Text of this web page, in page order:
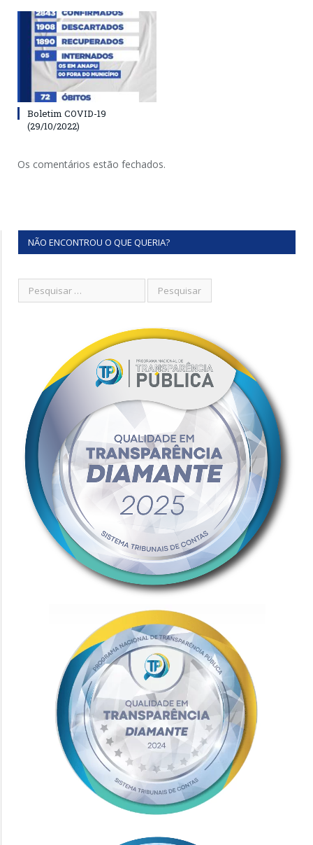
Boletim COVID-19
(29/10/2022)
Os comentários estão fechados.
NÃO ENCONTROU O QUE QUERIA?